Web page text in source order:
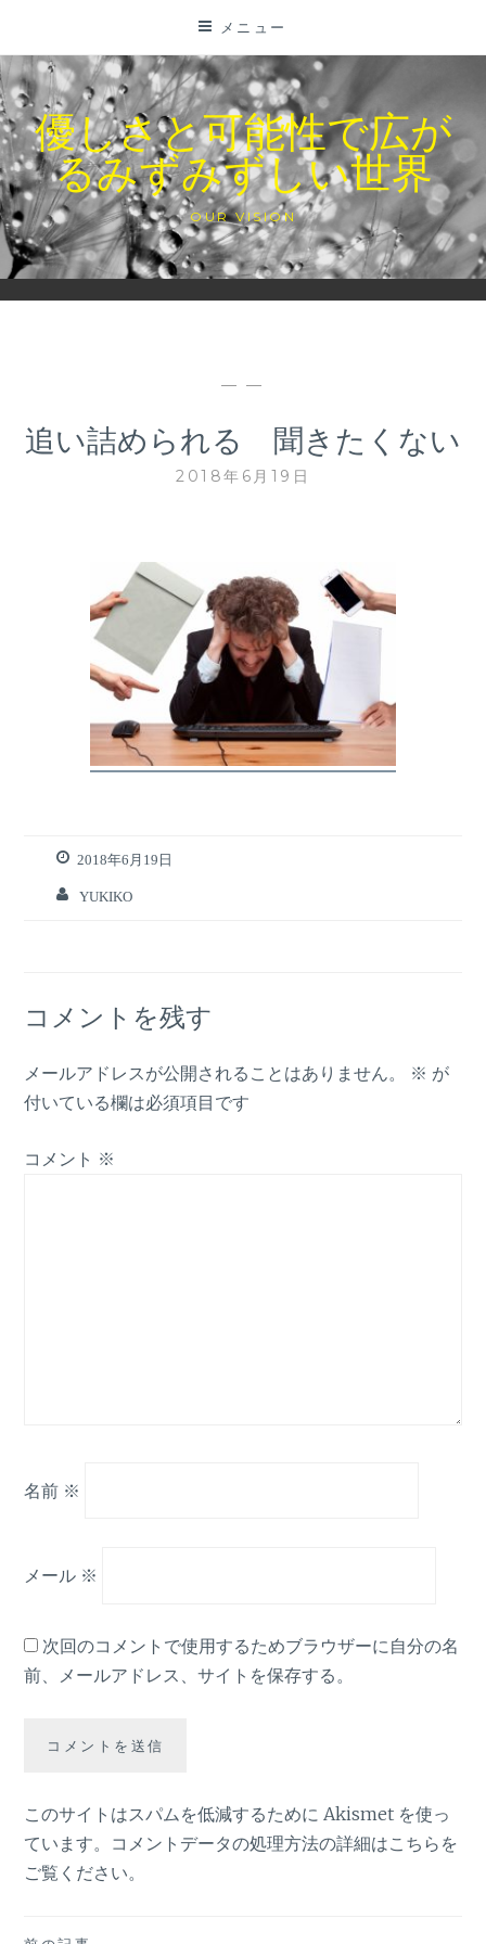
テ
ン
ツ
に
ス
キ
ッ
プ
メニュー
優しさと可能性で広が
るみずみずしい世界
OUR VISION
— —
追い詰められる 聞きたくない
2018年6月19日
2018年6月19日
YUKIKO
コメントを残す
メールアドレスが公開されることはありません。 ※ が
付いている欄は必須項目です
コメント ※
名前 ※
メール ※
次回のコメントで使用するためブラウザーに自分の名
前、メールアドレス、サイトを保存する。
このサイトはスパムを低減するために Akismet を使っ
ています。 コメントデータの処理方法の詳細はこちらを
ご覧ください。